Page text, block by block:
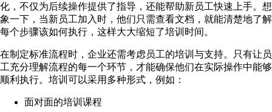
化，不仅为后续操作提供了指导，还能帮助新员工快速上手。想
象一下，当新员工加入时，他们只需查看文档，就能清楚地了解
每个步骤该如何执行，这样大大缩短了培训时间。
在制定标准流程时，企业还需考虑员工的培训与支持。只有让员
工充分理解流程的每一个环节，才能确保他们在实际操作中能够
顺利执行。培训可以采用多种形式，例如：
面对面的培训课程